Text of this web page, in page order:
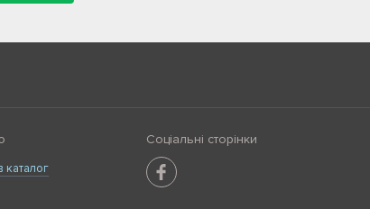
каталог
Соціальні сторінки